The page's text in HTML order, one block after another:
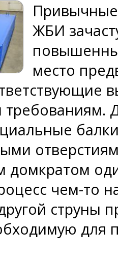
ЖБИ
место
домкратом
чем-то
струны
для